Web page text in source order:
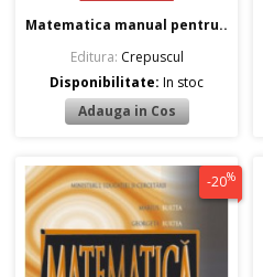
Matematica manual pentru..
Editura: Crepuscul
Disponibilitate:In stoc
-20%